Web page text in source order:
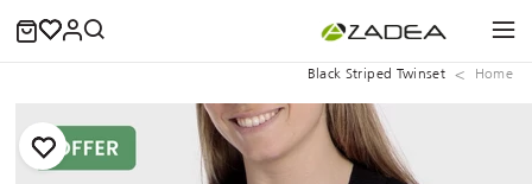
Home
Black Striped Twinset